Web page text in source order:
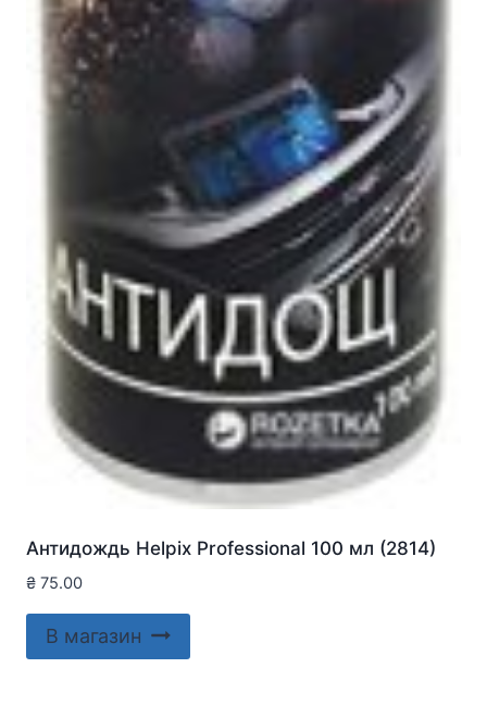
Антидождь Helpix Professional 100 мл (2814)
₴ 75.00
В магазин